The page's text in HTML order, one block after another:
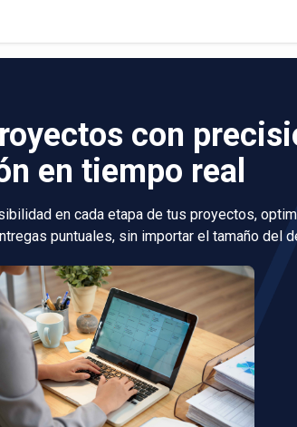
con
en tiempo real
en cada etapa de tus proyectos,
puntuales, sin importar el tamaño del